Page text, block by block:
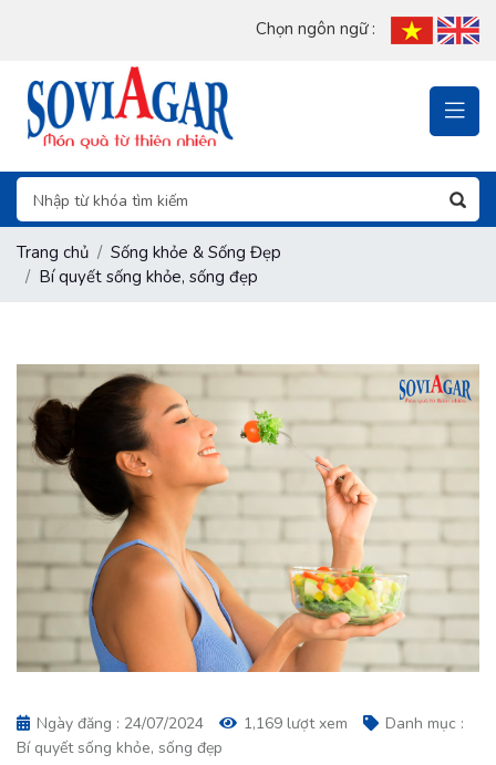
Chọn ngôn ngữ :
Trang chủ
Sống khỏe & Sống Đẹp
Bí quyết sống khỏe, sống đẹp
Ngày đăng : 24/07/2024 1,169 lượt xem
Danh mục :
Bí quyết sống khỏe, sống đẹp